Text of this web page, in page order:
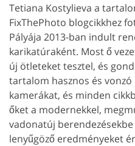
Tetiana Kostylieva a
FixThePhoto blogcikkhez
Pályája 2013-ban indult
karikatúraként. Most ő
új ötleteket tesztel, és
tartalom hasznos és vonzó
kamerákat, és minden
őket a modernekkel,
vadonatúj
lenyűgöző eredményeket